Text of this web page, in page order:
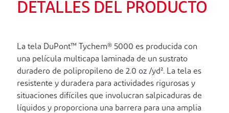
DETALLES DEL PRODUCTO
La tela DuPont™ Tychem® 5000 es producida con
una película multicapa laminada de un sustrato
duradero de polipropileno de 2.0 oz /yd². La tela es
resistente y duradera para actividades rigurosas y
situaciones difíciles que involucran salpicaduras de
líquidos y proporciona una barrera para una amplia